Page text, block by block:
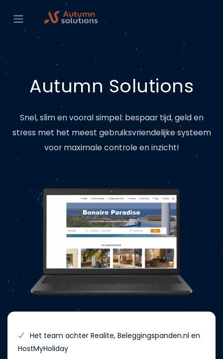
Autumn Solutions
Snel, slim en vooral simpel: bespaar tijd, geld en
stress met het meest gebruiksvriendelijke systeem
voor maximale controle en inzicht!
Het team achter Realite, Beleggingspanden.nl en
HostMyHoliday